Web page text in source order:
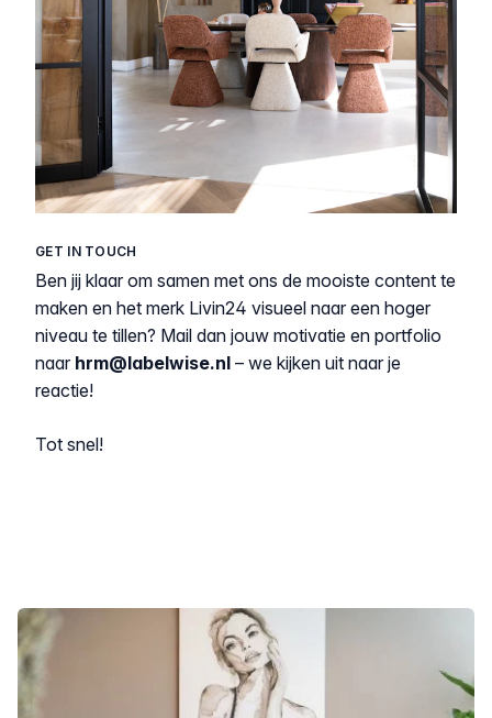
GET IN TOUCH
Ben jij klaar om samen met ons de mooiste content te
maken en het merk Livin24 visueel naar een hoger
niveau te tillen? Mail dan jouw motivatie en portfolio
naar hrm@labelwise.nl – we kijken uit naar je
reactie!
Tot snel!